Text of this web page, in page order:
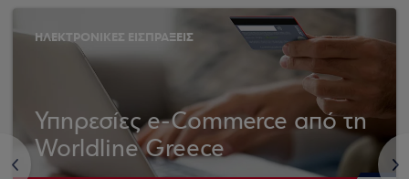
<
ΗΛΕΚΤΡΟΝΙΚΕΣ ΕΙΣΠΡΑΞΕΙΣ
Υπηρεσίες e-Commerce από τη
Worldline Greece
>